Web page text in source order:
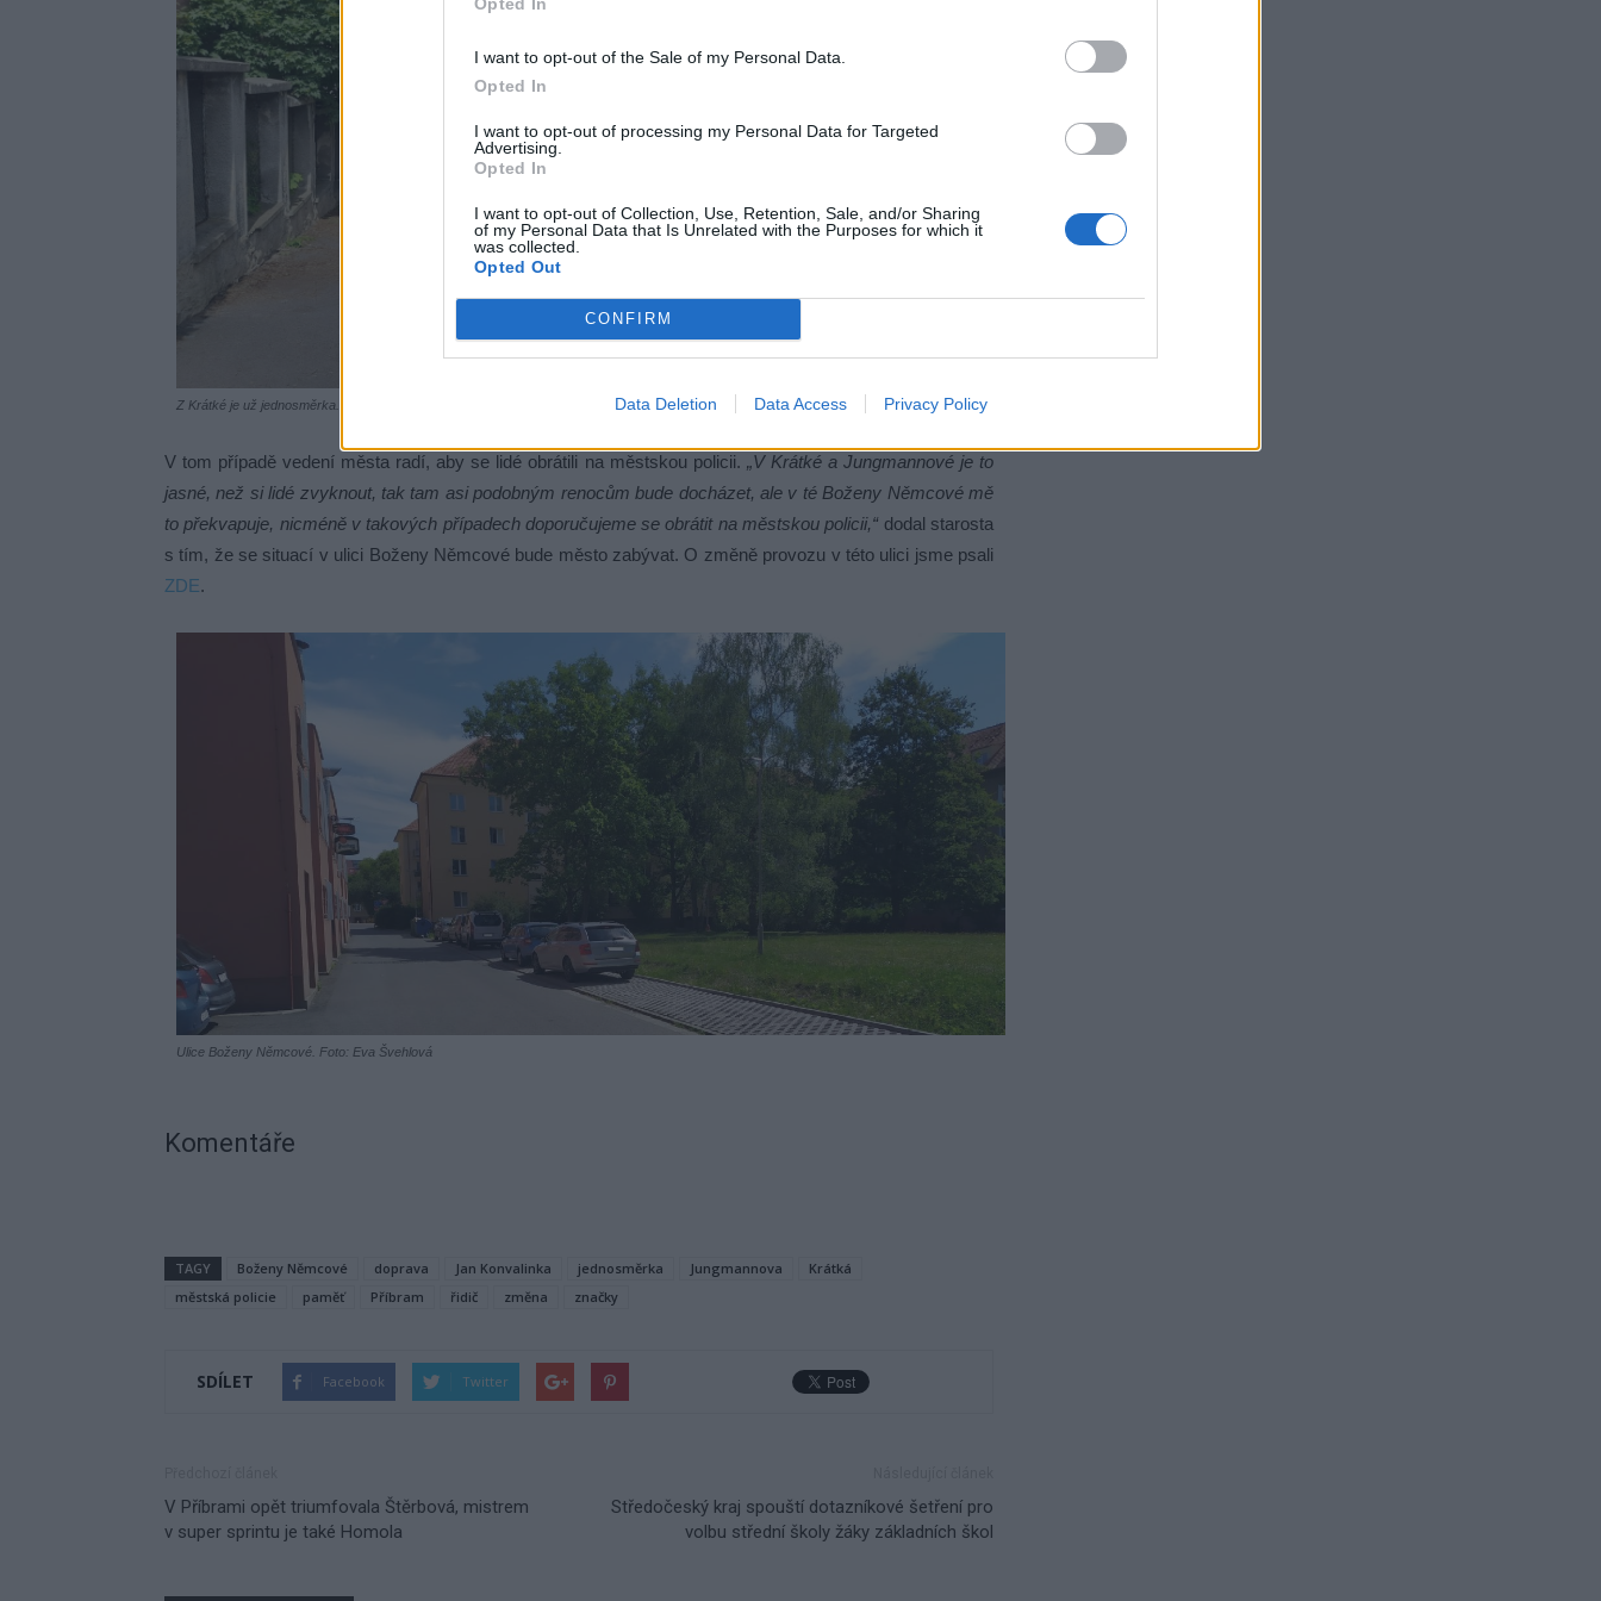
I want to opt-out of the Sale of my Personal Data.
Opted In
I want to opt-out of processing my Personal Data for Targeted
Advertising.
Opted In
I want to opt-out of Collection, Use, Retention, Sale, and/or Sharing
of my Personal Data that Is Unrelated with the Purposes for which it
was collected.
Opted Out
CONFIRM
Data Deletion Data Access Privacy Policy
Z Krátké je už jednosměrka.
V tom případě vedení města radí, aby se lidé obrátili na městskou policii. „V Krátké a Jungmannové je to
jasné, než si lidé zvyknout, tak tam asi podobným renocům bude docházet, ale v té Boženy Němcové mě
to překvapuje, nicméně v takových případech doporučujeme se obrátit na městskou policii,“ dodal starosta
s tím, že se situací v ulici Boženy Němcové bude město zabývat. O změně provozu v této ulici jsme psali
ZDE.
Ulice Boženy Němcové. Foto: Eva Švehlová
Komentáře
TAGY Boženy Němcové doprava Jan Konvalinka jednosměrka Jungmannova
Krátká
městská policie
paměť Příbram řidič změna značky
SDÍLET Facebook Twitter
V Příbrami opět triumfovala Štěrbová, mistrem
v super sprintu je také Homola
Středočeský kraj spouští dotazníkové šetření pro
volbu střední školy žáky základních škol